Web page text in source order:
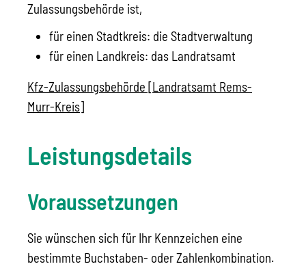
Zulassungsbehörde ist,
für einen Stadtkreis: die Stadtverwaltung
für einen Landkreis: das Landratsamt
Kfz-Zulassungsbehörde [Landratsamt Rems-
Murr-Kreis]
Leistungsdetails
Voraussetzungen
Sie wünschen sich für Ihr Kennzeichen eine
bestimmte Buchstaben- oder Zahlenkombination.